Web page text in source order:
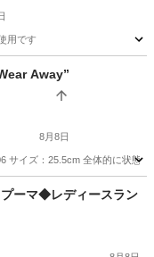
用です
Away”
8月8日
サイズ：25.5cm 全体的に状
ーマ◆レディースラン